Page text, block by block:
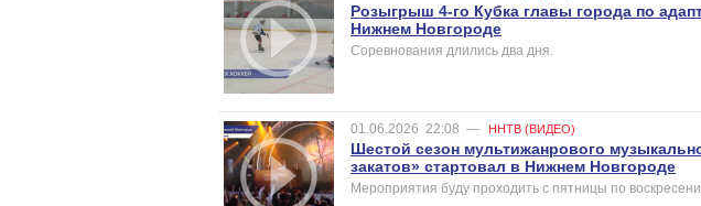
Розыгрыш 4-го Кубка главы города по
Нижнем Новгороде
Соревнования длились два дня.
01.06.2026 22:08 — ННТВ (ВИДЕО)
Шестой сезон мультижанрового
закатов» стартовал в Нижнем Новгороде
Мероприятия буду проходить с пятницы по